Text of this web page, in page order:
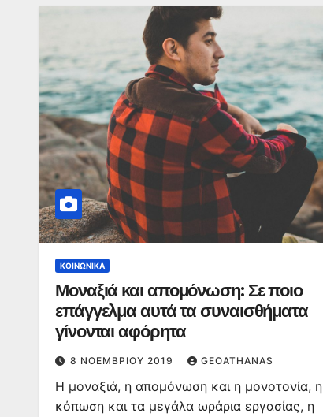
ΚΟΙΝΩΝΙΚΆ
Μοναξιά και απομόνωση: Σε ποιο
επάγγελμα αυτά τα συναισθήματα
γίνονται αφόρητα
8 ΝΟΕΜΒΡΊΟΥ 2019 GEOATHANAS
Η μοναξιά, η απομόνωση και η μονοτονία, η
κόπωση και τα μεγάλα ωράρια εργασίας, η